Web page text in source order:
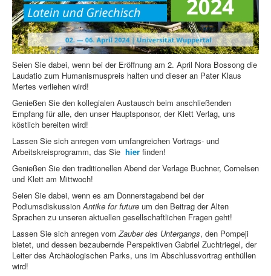
Seien Sie dabei, wenn bei der Eröffnung am 2. April Nora Bossong die
Laudatio zum Humanismuspreis halten und dieser an Pater Klaus
Mertes verliehen wird!
Genießen Sie den kollegialen Austausch beim anschließenden
Empfang für alle, den unser Hauptsponsor, der Klett Verlag, uns
köstlich bereiten wird!
Lassen Sie sich anregen vom umfangreichen Vortrags- und
Arbeitskreisprogramm, das Sie hier finden!
Genießen Sie den traditionellen Abend der Verlage Buchner, Cornelsen
und Klett am Mittwoch!
Seien Sie dabei, wenn es am Donnerstagabend bei der
PodiumsdiskussionAntike for future um den Beitrag der Alten
Sprachen zu unseren aktuellen gesellschaftlichen Fragen geht!
Lassen Sie sich anregen vomZauber des Untergangs, den Pompeji
bietet, und dessen bezaubernde Perspektiven Gabriel Zuchtriegel, der
Leiter des Archäologischen Parks, uns im Abschlussvortrag enthüllen
wird!